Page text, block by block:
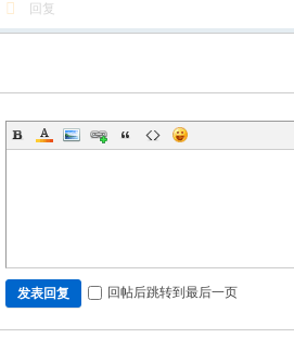
回复
发表回复 回帖后跳转到最后一页